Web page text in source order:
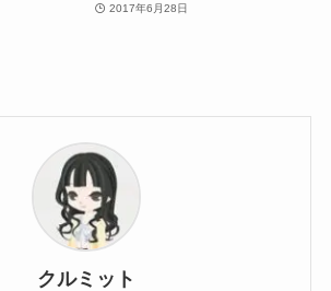
2017年6月28日
クルミット